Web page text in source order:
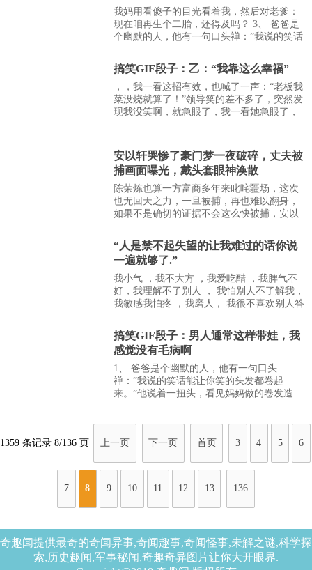
我妈用看傻子的目光看着我，然后对老爹：
现在咱再生个二胎，还得及吗？ 3、 爸爸是
个幽默的人，他有一句口头禅：”我说的笑话
的大叔就说了：“都让让，都让让，让我过
去…
搞笑GIF段子：乙：“我靠这么幸福”
，，我一看这招有效，也喊了一声：“老板我
菜没烧就算了！”领导笑的差不多了，突然发
现我没笑啊，就急眼了，我一看她急眼了，
轻的时候，父…
安以轩哭惨了豪门梦一夜破碎，丈夫被
捕画面曝光，戴头套眼神涣散
陈荣炼也算一方富商多年来叱咤疆场，这次
也无回天之力，一旦被捕，再也难以翻身，
如果不是确切的证据不会这么快被捕，安以
通，但估计他这次无力回天了，也只能眼睁
睁地干等着，自…
“人是禁不起失望的让我难过的话你说
一遍就够了.”
我小气 ，我不大方 ，我爱吃醋 ，我脾气不
好，我理解不了别人 ， 我怕别人不了解我，
我敏感我怕疼 ，我磨人， 我很不喜欢别人答
是很好看， 我心里有时候很毒 ，但…
搞笑GIF段子：男人通常这样带娃，我
感觉没有毛病啊
1、 爸爸是个幽默的人，他有一句口头
禅：”我说的笑话能让你笑的头发都卷起
来。”他说着一扭头，看见妈妈做的卷发造
1359 条记录 8/136 页
上一页 下一页 首页 3 4 5 6
7 8 9 10 11 12 13 136
奇趣闻提供最奇的奇闻异事,奇闻趣事,奇闻怪事,未解之谜,科学探
索,历史趣闻,军事秘闻,奇趣奇异图片让你大开眼界.